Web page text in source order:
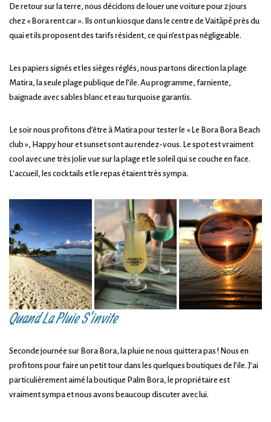
De retour sur la terre, nous décidons de louer une voiture pour 2 jours
chez « Bora rent car ». Ils ont un kiosque dans le centre de Vaitāpē près du
quai et ils proposent des tarifs résident, ce qui n’est pas négligeable.
Les papiers signés et les sièges réglés, nous partons direction la plage
Matira, la seule plage publique de l’ile. Au programme, farniente,
baignade avec sables blanc et eau turquoise garantis.
Le soir nous profitons d’être à Matira pour tester le « Le Bora Bora Beach
club », Happy hour et sunset sont au rendez-vous. Le spot est vraiment
cool avec une très jolie vue sur la plage et le soleil qui se couche en face.
L’accueil, les cocktails et le repas étaient très sympa.
Quand La Pluie S’invite
Seconde journée sur Bora Bora, la pluie ne nous quittera pas ! Nous en
profitons pour faire un petit tour dans les quelques boutiques de l’ile. J’ai
particulièrement aimé la boutique Palm Bora, le propriétaire est
vraiment sympa et nous avons beaucoup discuter avec lui.